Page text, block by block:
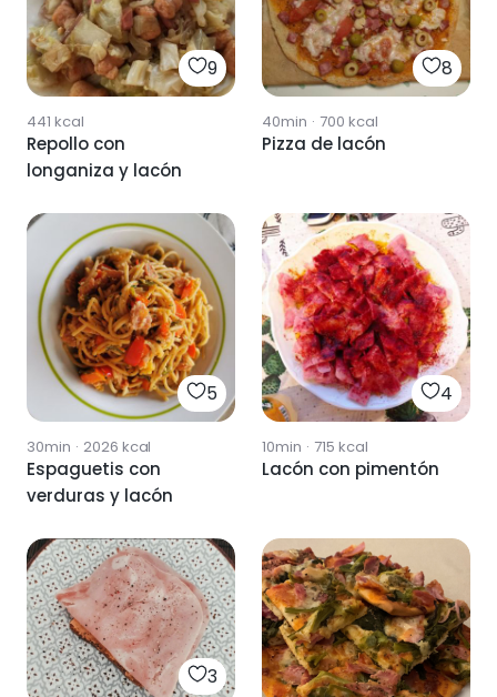
9
441 kcal
Repollo con
longaniza y lacón
8
40min · 700 kcal
Pizza de lacón
5
30min · 2026 kcal
Espaguetis con
verduras y lacón
4
10min · 715 kcal
Lacón con pimentón
3